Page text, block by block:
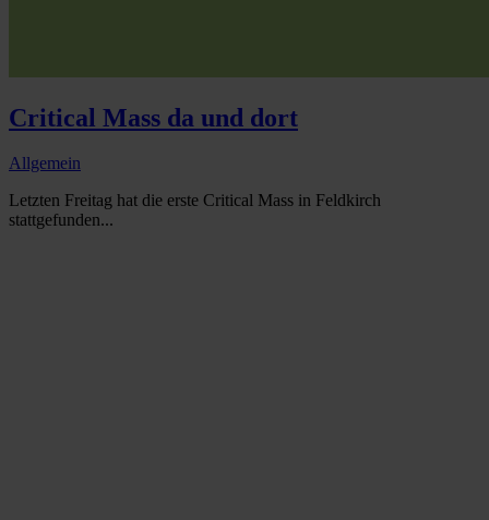
Critical Mass da und dort
Allgemein
Letzten Freitag hat die erste Critical Mass in Feldkirch
stattgefunden...